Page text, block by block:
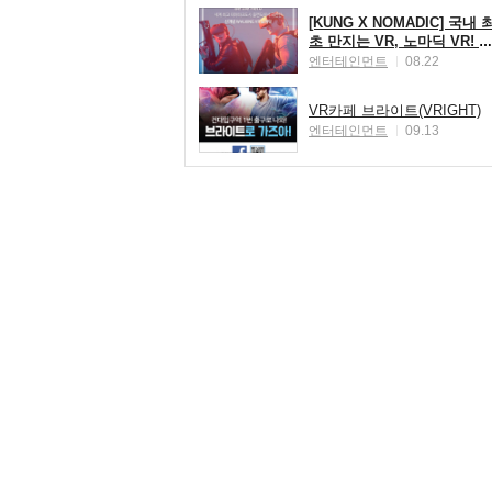
[KUNG X NOMADIC] 국내
초 만지는 VR, 노마딕 VR! ☆
신개념 체감 VR 노마딕 50%
엔터테인먼트 08.22
VR카페 브라이트(VRIGHT)
엔터테인먼트 09.13